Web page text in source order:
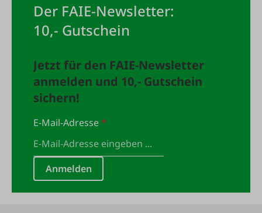
Der FAIE-Newsletter:
10,- Gutschein
Jetzt für den FAIE-Newsletter
anmelden und 10,- Gutschein
sichern!
E-Mail-Adresse*
Anmelden